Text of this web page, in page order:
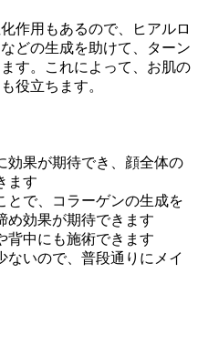
作用もあるので、ヒアルロ
どの生成を助けて、ターン
す。これによって、お肌の
役立ちます。
効果が期待でき、顔全体の
ます
とで、コラーゲンの生成を
め効果が期待できます
背中にも施術できます
ないので、普段通りにメイ